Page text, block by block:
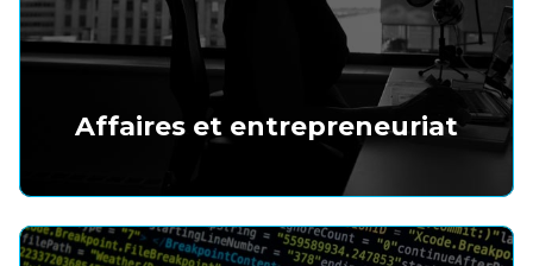
Affaires et entrepreneuriat